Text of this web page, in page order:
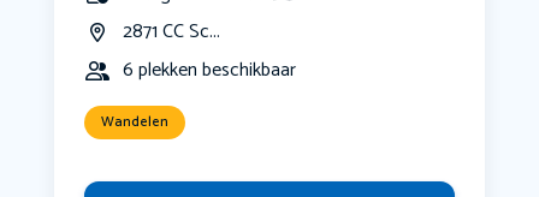
2871 CC Sc...
6 plekken beschikbaar
Wandelen